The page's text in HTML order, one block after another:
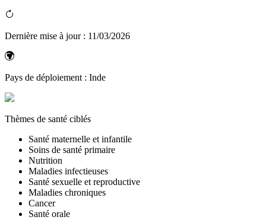
Dernière mise à jour : 11/03/2026
Pays de déploiement : Inde
Thèmes de santé ciblés
Santé maternelle et infantile
Soins de santé primaire
Nutrition
Maladies infectieuses
Santé sexuelle et reproductive
Maladies chroniques
Cancer
Santé orale